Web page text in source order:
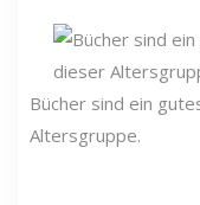
Bücher sind ein
Altersgruppe.